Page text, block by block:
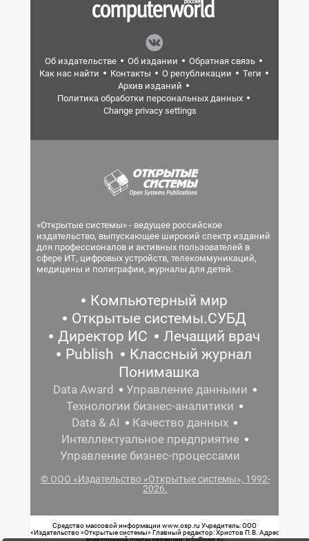
Об издательстве Об издании
Обратная связь
Как нас найти
Контакты О републикации
Теги
Архив изданий
Политика обработки персональных данных
Change privacy settings
«Открытые системы» - ведущее российское
издательство, выпускающее широкий спектр изданий
для профессионалов и активных пользователей в
сфере ИТ, цифровых устройств, телекоммуникаций,
медицины и полиграфии, журналы для детей.
Компьютерный мир
Открытые системы.СУБД
Директор ИС
Лечащий врач
Publish
Классный журнал
Понимашка
Data Award
Управление данными
Технологии бизнес-аналитики
Data & AI
Качество данных
Интеллектуальное предприятие
Управление бизнес-процессами
© ООО «Издательство «Открытые системы», 1992-
2026.
Средство массовой информации www.osp.ru Учредитель: ООО
«Издательство «Открытые системы» Главный редактор: Христов П.В. Адрес
электронной почты редакции: info@osp.ru